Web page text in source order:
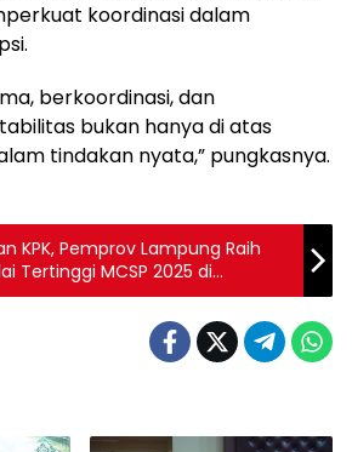
koordinasi dalam
berkoordinasi, dan
bukan hanya di atas
tindakan nyata,” pungkasnya.
KPK, Pemprov Lampung Raih
Tertinggi MCSP 2025 di